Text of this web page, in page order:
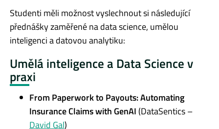
Studenti měli možnost vyslechnout si následující
přednášky zaměřené na data science, umělou
inteligenci a datovou analytiku:
Umělá inteligence a Data Science v
praxi
From Paperwork to Payouts: Automating
Insurance Claims with GenAI (DataSentics –
David Gal)